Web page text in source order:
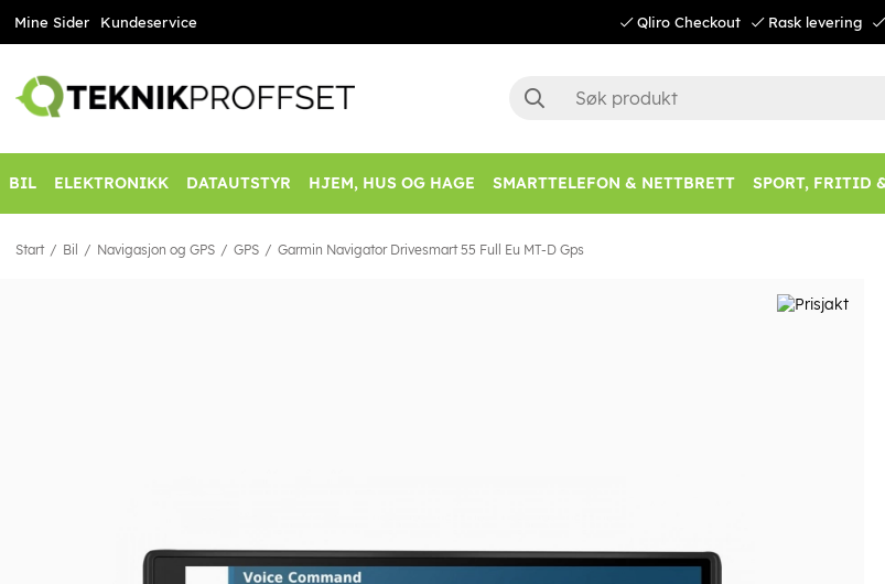
Mine Sider Kundeservice Qliro Checkout Rask levering
BIL ELEKTRONIKK DATAUTSTYR HJEM, HUS OG HAGE SMARTTELEFON & NETTBRETT SPORT, FRITID
Start Bil Navigasjon og GPS GPS Garmin Navigator Drivesmart 55 Full Eu MT-D Gps